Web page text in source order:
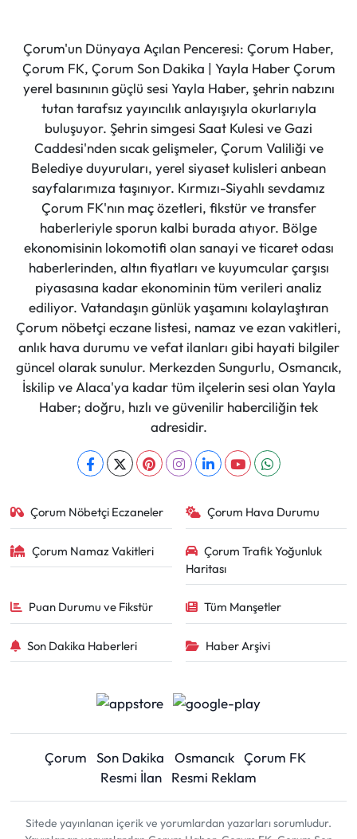
Çorum'un Dünyaya Açılan Penceresi: Çorum Haber,
Çorum FK, Çorum Son Dakika | Yayla Haber Çorum
yerel basınının güçlü sesi Yayla Haber, şehrin nabzını
tutan tarafsız yayıncılık anlayışıyla okurlarıyla
buluşuyor. Şehrin simgesi Saat Kulesi ve Gazi
Caddesi'nden sıcak gelişmeler, Çorum Valiliği ve
Belediye duyuruları, yerel siyaset kulisleri anbean
sayfalarımıza taşınıyor. Kırmızı-Siyahlı sevdamız
Çorum FK'nın maç özetleri, fikstür ve transfer
haberleriyle sporun kalbi burada atıyor. Bölge
ekonomisinin lokomotifi olan sanayi ve ticaret odası
haberlerinden, altın fiyatları ve kuyumcular çarşısı
piyasasına kadar ekonominin tüm verileri analiz
ediliyor. Vatandaşın günlük yaşamını kolaylaştıran
Çorum nöbetçi eczane listesi, namaz ve ezan vakitleri,
anlık hava durumu ve vefat ilanları gibi hayati bilgiler
güncel olarak sunulur. Merkezden Sungurlu, Osmancık,
İskilip ve Alaca'ya kadar tüm ilçelerin sesi olan Yayla
Haber; doğru, hızlı ve güvenilir haberciliğin tek
adresidir.
Çorum Nöbetçi Eczaneler Çorum Hava Durumu
Çorum Namaz Vakitleri
Çorum Trafik Yoğunluk
Haritası
Puan Durumu ve Fikstür Tüm Manşetler
Son Dakika Haberleri Haber Arşivi
Çorum Son Dakika Osmancık Çorum FK
Resmi İlan
Resmi Reklam
Sitede yayınlanan içerik ve yorumlardan yazarları sorumludur.